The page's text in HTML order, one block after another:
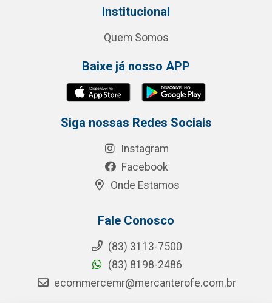
Institucional
Quem Somos
Baixe já nosso APP
Siga nossas Redes Sociais
Instagram
Facebook
Onde Estamos
Fale Conosco
(83) 3113-7500
(83) 8198-2486
ecommercemr@mercanterofe.com.br